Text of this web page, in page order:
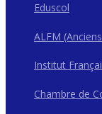
Eduscol
ALFM
Institut
Chambre de